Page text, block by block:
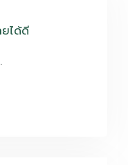
ยได้ดี